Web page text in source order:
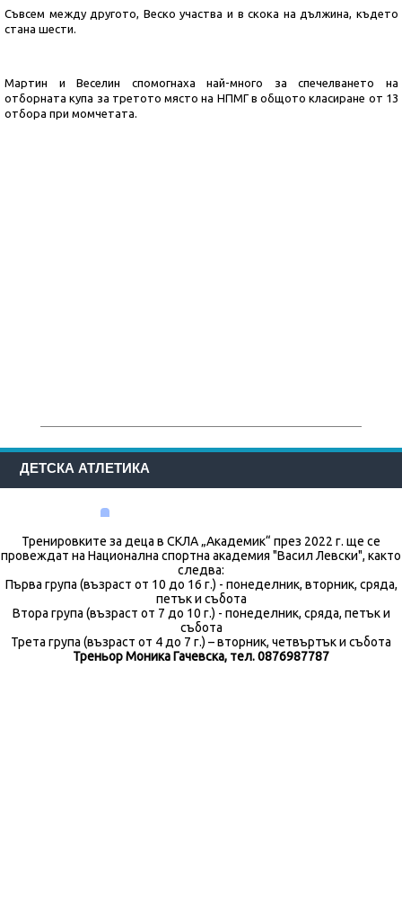
Съвсем между другото, Веско участва и в скока на дължина, където
стана шести.
Мартин и Веселин спомогнаха най-много за спечелването на
отборната купа за третото място на НПМГ в общото класиране от 13
отбора при момчетата.
ДЕТСКА АТЛЕТИКА
Тренировките за деца в СКЛА „Академик“ през 2022 г. ще се
провеждат на Национална спортна академия "Васил Левски", както
следва:
Първа група (възраст от 10 до 16 г.) - понеделник, вторник, сряда,
петък и събота
Втора група (възраст от 7 до 10 г.) - понеделник, сряда, петък и
събота
Трета група (възраст от 4 до 7 г.) – вторник, четвъртък и събота
Треньор Моника Гачевска, тел. 0876987787